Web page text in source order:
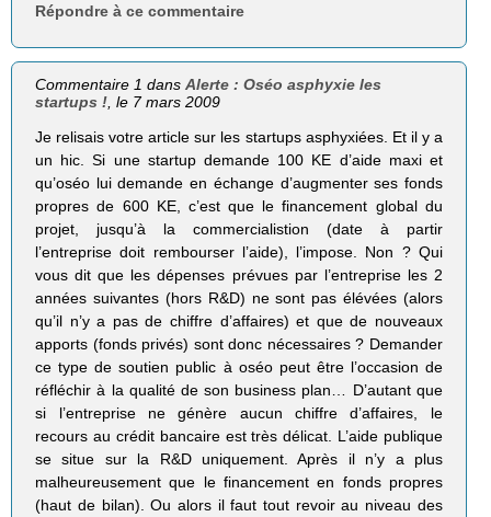
Répondre à ce commentaire
Commentaire 1 dansAlerte : Oséo asphyxie les
startups ! , le 7 mars 2009
Je relisais votre article sur les startups asphyxiées. Et il y a
un hic. Si une startup demande 100 KE d’aide maxi et
qu’oséo lui demande en échange d’augmenter ses fonds
propres de 600 KE, c’est que le financement global du
projet, jusqu’à la commercialistion (date à partir
l’entreprise doit rembourser l’aide), l’impose. Non ? Qui
vous dit que les dépenses prévues par l’entreprise les 2
années suivantes (hors R&D) ne sont pas élévées (alors
qu’il n’y a pas de chiffre d’affaires) et que de nouveaux
apports (fonds privés) sont donc nécessaires ? Demander
ce type de soutien public à oséo peut être l’occasion de
réfléchir à la qualité de son business plan… D’autant que
si l’entreprise ne génère aucun chiffre d’affaires, le
recours au crédit bancaire est très délicat. L’aide publique
se situe sur la R&D uniquement. Après il n’y a plus
malheureusement que le financement en fonds propres
(haut de bilan). Ou alors il faut tout revoir au niveau des